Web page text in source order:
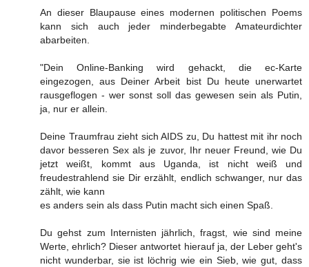
An dieser Blaupause eines modernen politischen Poems
kann sich auch jeder minderbegabte Amateurdichter
abarbeiten.
"Dein Online-Banking wird gehackt, die ec-Karte
eingezogen, aus Deiner Arbeit bist Du heute unerwartet
rausgeflogen - wer sonst soll das gewesen sein als Putin,
ja, nur er allein.
Deine Traumfrau zieht sich AIDS zu, Du hattest mit ihr noch
davor besseren Sex als je zuvor, Ihr neuer Freund, wie Du
jetzt weißt, kommt aus Uganda, ist nicht weiß und
freudestrahlend sie Dir erzählt, endlich schwanger, nur das
zählt, wie kann
es anders sein als dass Putin macht sich einen Spaß.
Du gehst zum Internisten jährlich, fragst, wie sind meine
Werte, ehrlich? Dieser antwortet hierauf ja, der Leber geht's
nicht wunderbar, sie ist löchrig wie ein Sieb, wie gut, dass